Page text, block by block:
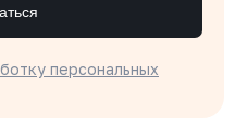
персональных